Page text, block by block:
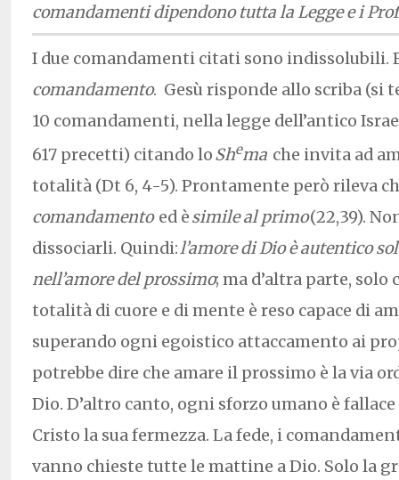
comandamenti dipendono tutta la Legge e i
I due comandamenti citati sono indissolubili.
comandamento. Gesù risponde allo scriba (si
10 comandamenti, nella legge dell’antico
617 precetti) citando loShema che invita ad
totalità (Dt 6, 4-5). Prontamente però rileva
comandamentoed èsimile al primo(22,39).
dissociarli. Quindi:l’amore di Dio è autentico
nell’amore del prossimo; ma d’altra parte, solo
totalità di cuore e di mente è reso capace di
superando ogni egoistico attaccamento ai
potrebbe dire che amare il prossimo è la via
Dio. D’altro canto, ogni sforzo umano è
Cristo la sua fermezza. La fede, i
vanno chieste tutte le mattine a Dio. Solo la